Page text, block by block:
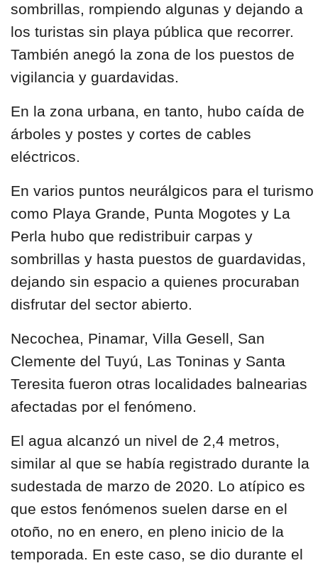
sombrillas, rompiendo algunas y dejando a
los turistas sin playa pública que recorrer.
También anegó la zona de los puestos de
vigilancia y guardavidas.
En la zona urbana, en tanto, hubo caída de
árboles y postes y cortes de cables
eléctricos.
En varios puntos neurálgicos para el turismo
como Playa Grande, Punta Mogotes y La
Perla hubo que redistribuir carpas y
sombrillas y hasta puestos de guardavidas,
dejando sin espacio a quienes procuraban
disfrutar del sector abierto.
Necochea, Pinamar, Villa Gesell, San
Clemente del Tuyú, Las Toninas y Santa
Teresita fueron otras localidades balnearias
afectadas por el fenómeno.
El agua alcanzó un nivel de 2,4 metros,
similar al que se había registrado durante la
sudestada de marzo de 2020. Lo atípico es
que estos fenómenos suelen darse en el
otoño, no en enero, en pleno inicio de la
temporada. En este caso, se dio durante el